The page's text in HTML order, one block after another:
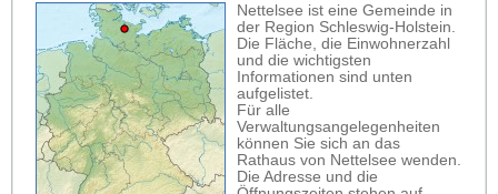
Nettelsee ist eine Gemeinde in
der Region Schleswig-Holstein.
Die Fläche, die Einwohnerzahl
und die wichtigsten
Informationen sind unten
aufgelistet.
Für alle
Verwaltungsangelegenheiten
können Sie sich an das
Rathaus von Nettelsee wenden.
Die Adresse und die